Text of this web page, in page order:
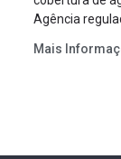
Agência
Mais